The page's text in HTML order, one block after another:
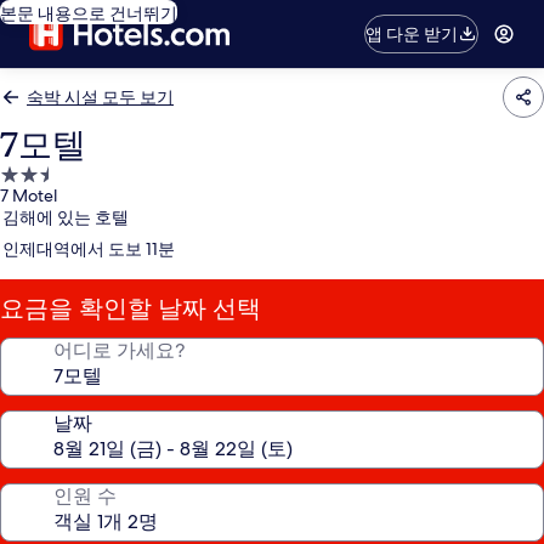
본문 내용으로 건너뛰기
앱 다운 받기
숙박 시설 모두 보기
7모텔
2.5
성
급
숙
박
시
설
7 Motel
김해에 있는 호텔
인제대역에서 도보 11분
요금을 확인할 날짜 선택
어디로 가세요?
날짜
인원 수